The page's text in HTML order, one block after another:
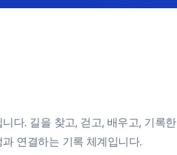
다. 길을 찾고, 걷고, 배우고, 기록한
연결하는 기록 체계입니다.